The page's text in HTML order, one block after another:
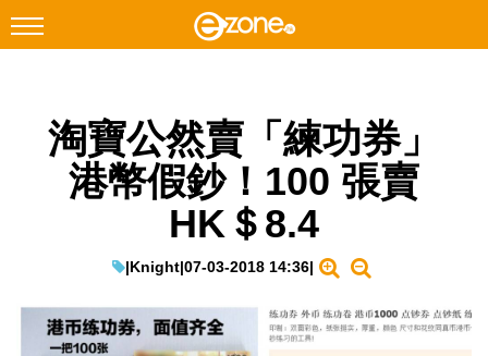
Facebook Instagram
科技焦點
教學評測
EduTech
淘寶公然賣「練功券」
港幣假鈔！100 張賣
HK＄8.4
|Knight|07-03-2018 14:36|